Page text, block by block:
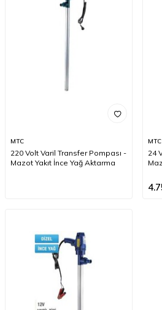
MTC
220 Volt Varil Transfer Pompası -
Mazot Yakıt İnce Yağ Aktarma
MTC
24